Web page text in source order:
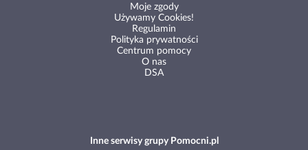
Używamy Cookies!
Regulamin
Polityka prywatności
Centrum pomocy
O nas
DSA